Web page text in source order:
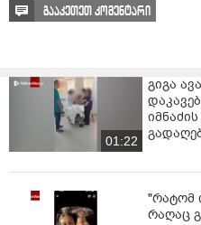
გააკეთეთ კომენტარი
01:22
გიგა
"რატომ
რაღაც